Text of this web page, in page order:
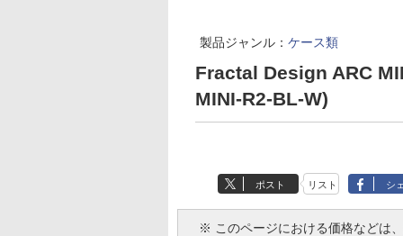
製品ジャンル： ケース類
Fractal Design ARC
MINI-R2-BL-W)
ポスト リスト シ
※ このページにおける価格などは